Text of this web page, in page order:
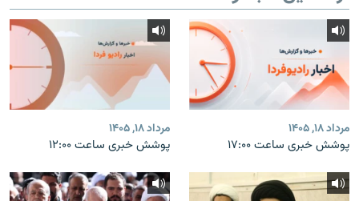
مرداد ۱۸, ۱۴۰۵
پوشش خبری ساعت ۱۷:۰۰
مرداد ۱۸, ۱۴۰۵
پوشش خبری ساعت ۱۲:۰۰